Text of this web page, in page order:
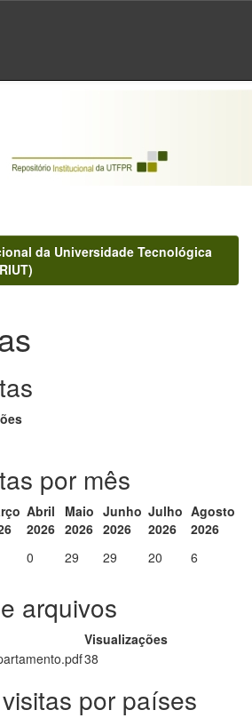
da Universidade Tecnológica
por mês
Abril
2026
Maio
2026
Junho
2026
Julho
2026
Agosto
2026
0 29 29 20 6
arquivos
Visualizações
38
por países